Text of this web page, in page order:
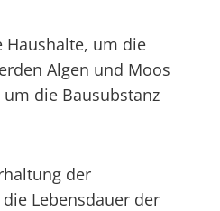
Haushalte, um die
Algen und Moos
die Bausubstanz
der
Lebensdauer der